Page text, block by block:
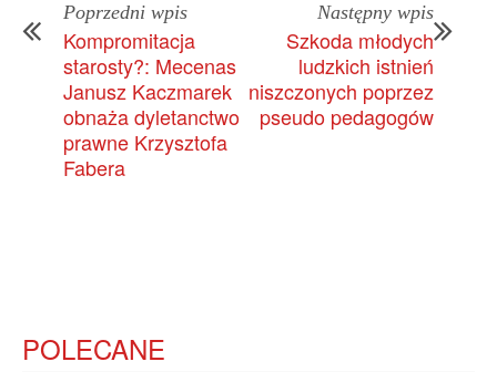
Poprzedni wpis
Kompromitacja
starosty?: Mecenas
Janusz Kaczmarek
obnaża dyletanctwo
prawne Krzysztofa
Fabera
Następny wpis
Szkoda młodych
ludzkich istnień
niszczonych poprzez
pseudo pedagogów
POLECANE